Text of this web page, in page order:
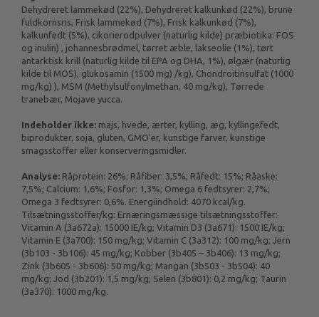
Dehydreret lammekød (22%), Dehydreret kalkunkød (22%), brune
fuldkornsris, Frisk lammekød (7%), Frisk kalkunkød (7%),
kalkunfedt (5%), cikorierodpulver (naturlig kilde) præbiotika: FOS
og inulin) , johannesbrødmel, tørret æble, lakseolie (1%), tørt
antarktisk krill (naturlig kilde til EPA og DHA, 1%), ølgær (naturlig
kilde til MOS), glukosamin (1500 mg) /kg), Chondroitinsulfat (1000
mg/kg) ), MSM (Methylsulfonylmethan, 40 mg/kg), Tørrede
tranebær, Mojave yucca.
Indeholder ikke: majs, hvede, ærter, kylling, æg, kyllingefedt,
biprodukter, soja, gluten, GMO'er, kunstige farver, kunstige
smagsstoffer eller konserveringsmidler.
Analyse: Råprotein: 26%; Råfiber: 3,5%; Råfedt: 15%; Råaske:
7,5%; Calcium: 1,6%; Fosfor: 1,3%; Omega 6 fedtsyrer: 2,7%;
Omega 3 fedtsyrer: 0,6%. Energiindhold: 4070 kcal/kg.
Tilsætningsstoffer/kg: Ernæringsmæssige tilsætningsstoffer:
Vitamin A (3a672a): 15000 IE/kg; Vitamin D3 (3a671): 1500 IE/kg;
Vitamin E (3a700): 150 mg/kg; Vitamin C (3a312): 100 mg/kg; Jern
(3b103 - 3b106): 45 mg/kg; Kobber (3b405 – 3b406): 13 mg/kg;
Zink (3b605 - 3b606): 50 mg/kg; Mangan (3b503 - 3b504): 40
mg/kg; Jod (3b201): 1,5 mg/kg; Selen (3b801): 0,2 mg/kg; Taurin
(3a370): 1000 mg/kg.